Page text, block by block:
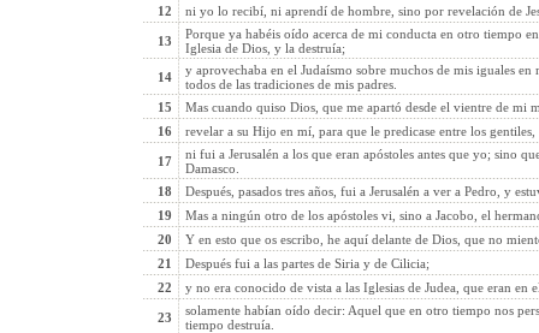
12
ni yo lo recibí, ni aprendí de hombre, sino por revelación de
13
Porque ya habéis oído acerca de mi conducta en otro tiempo
Iglesia de Dios, y la destruía;
14
y aprovechaba en el Judaísmo sobre muchos de mis iguales
todos de las tradiciones de mis padres.
15
Mas cuando quiso Dios, que me apartó desde el vientre de mi
16
revelar a su Hijo en mí, para que le predicase entre los
17
ni fui a Jerusalén a los que eran apóstoles antes que yo; sino
Damasco.
18
Después, pasados tres años, fui a Jerusalén a ver a Pedro, y
19
Mas a ningún otro de los apóstoles vi, sino a Jacobo, el
20
Y en esto que os escribo, he aquí delante de Dios, que no
21
Después fui a las partes de Siria y de Cilicia;
22
y no era conocido de vista a las Iglesias de Judea, que eran en
23
solamente habían oído decir: Aquel que en otro tiempo nos
tiempo destruía.